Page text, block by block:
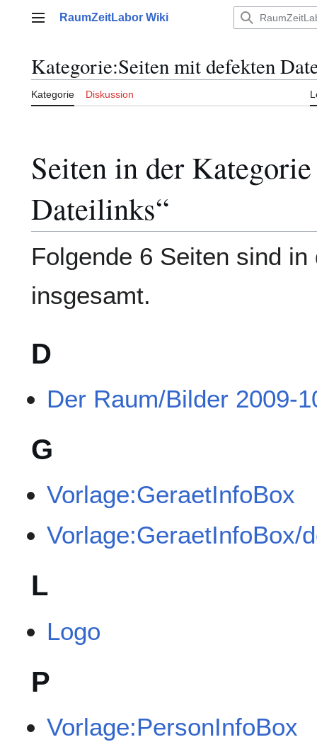
Hauptmenü
RaumZeitLabor Wiki
Kategorie:Seiten mit defekten
Kategorie Diskussion
Seiten in der
Dateilinks“
Folgende 6 Seiten sind
insgesamt.
D
Der Raum/Bilder 2009-
G
Vorlage:GeraetInfoBox
Vorlage:GeraetInfoBox/
L
Logo
P
Vorlage:PersonInfoBox